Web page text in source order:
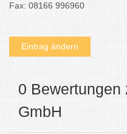
Fax: 08166 996960
Eintrag ändern
0 Bewertungen
GmbH